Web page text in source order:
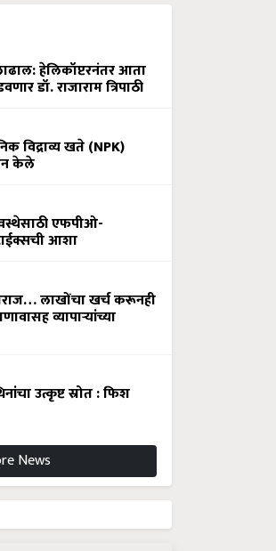
हेलिकॉप्टरनंतर आता
डॉ. राजाराम त्रिपाठी
विद्राव्य खते (NPK)
केले
एफपीओ-
आशा
लाखोंचा खर्च करूनही
व्यापाऱ्यांच्या
उत्कृष्ट स्रोत : फिश
News